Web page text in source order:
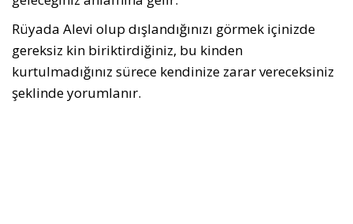
Rüyada Alevi olup dışlandığınızı görmek içinizde
gereksiz kin biriktirdiğiniz, bu kinden
kurtulmadığınız sürece kendinize zarar vereceksiniz
şeklinde yorumlanır.